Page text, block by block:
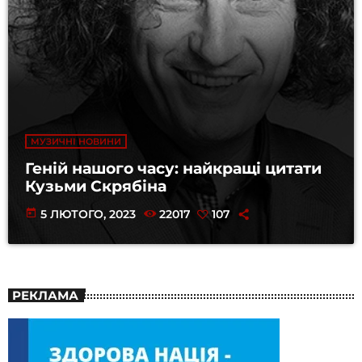
МУЗИЧНІ НОВИНИ
Геній нашого часу: найкращі цитати
Кузьми Скрябіна
today 5 ЛЮТОГО, 2023 22017 107
РЕКЛАМА